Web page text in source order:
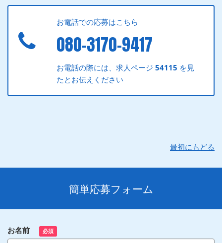
お電話での応募はこちら
080-3170-9417
お電話の際には、求人ページ54115 を見
たとお伝えください
最初にもどる
簡単応募フォーム
お名前 必須